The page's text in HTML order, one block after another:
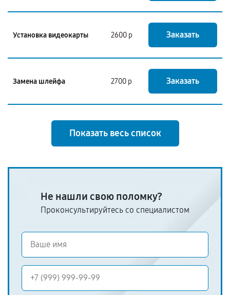
Установка видеокарты 2600 р Заказать
Замена шлейфа 2700 р Заказать
Показать весь список
Не нашли свою поломку?
Проконсультируйтесь со специалистом